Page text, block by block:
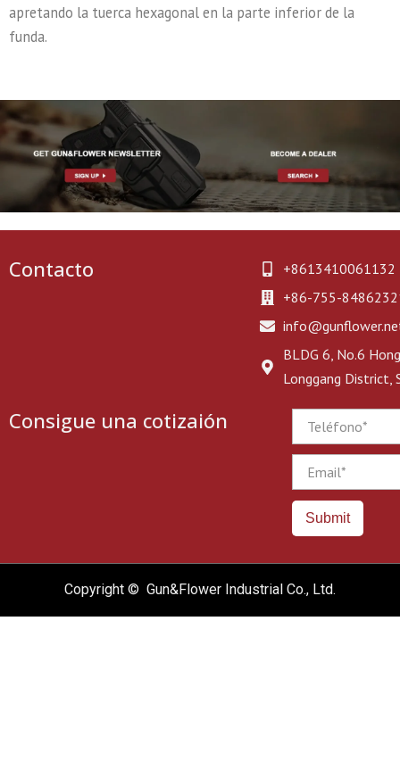
apretando la tuerca hexagonal en la parte inferior de la
funda.
Contacto
+8613410061132
+86-755-
BLDG 6, No.6
Longgang District,
Consigue una cotizaión
Submit
Copyright © Gun&Flower Industrial Co., Ltd.